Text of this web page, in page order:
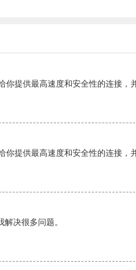
你提供最高速度和安全性的连接，
你提供最高速度和安全性的连接，
决很多问题。